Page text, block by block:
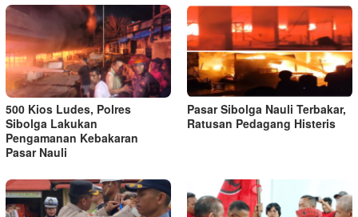
500 Kios Ludes, Polres
Sibolga Lakukan
Pengamanan Kebakaran
Pasar Nauli
Pasar Sibolga Nauli Terbakar,
Ratusan Pedagang Histeris